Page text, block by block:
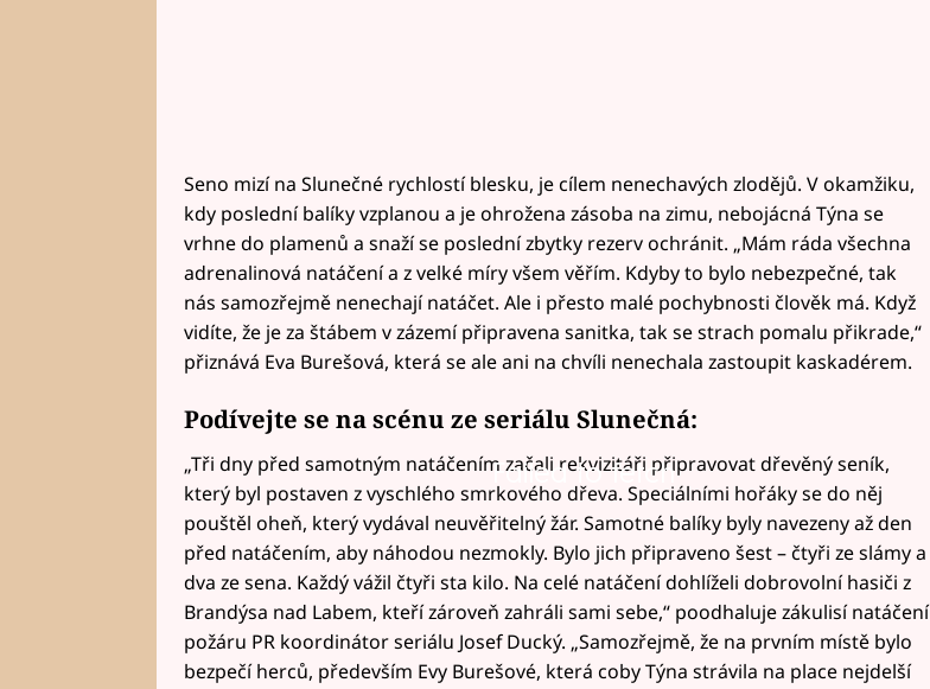
Seno mizí na Slunečné rychlostí blesku, je cílem nenechavých zlodějů. V okamžiku,
kdy poslední balíky vzplanou a je ohrožena zásoba na zimu, nebojácná Týna se
vrhne do plamenů a snaží se poslední zbytky rezerv ochránit. „Mám ráda všechna
adrenalinová natáčení a z velké míry všem věřím. Kdyby to bylo nebezpečné, tak
nás samozřejmě nenechají natáčet. Ale i přesto malé pochybnosti člověk má. Když
vidíte, že je za štábem v zázemí připravena sanitka, tak se strach pomalu přikrade,“
přiznává Eva Burešová, která se ale ani na chvíli nenechala zastoupit kaskadérem.
Podívejte se na scénu ze seriálu Slunečná:
Failed to fetch
„Tři dny před samotným natáčením začali rekvizitáři připravovat dřevěný seník,
který byl postaven z vyschlého smrkového dřeva. Speciálními hořáky se do něj
pouštěl oheň, který vydával neuvěřitelný žár. Samotné balíky byly navezeny až den
před natáčením, aby náhodou nezmokly. Bylo jich připraveno šest – čtyři ze slámy a
dva ze sena. Každý vážil čtyři sta kilo. Na celé natáčení dohlíželi dobrovolní hasiči z
Brandýsa nad Labem, kteří zároveň zahráli sami sebe,“ poodhaluje zákulisí natáčení
požáru PR koordinátor seriálu Josef Ducký. „Samozřejmě, že na prvním místě bylo
bezpečí herců, především Evy Burešové, která coby Týna strávila na place nejdelší